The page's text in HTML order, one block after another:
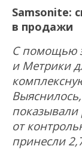
Samsonite:
в продажи
С помощью
и Метрики
от
принесли